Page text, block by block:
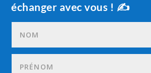
échanger avec vous ! ✍️